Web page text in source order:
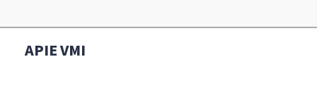
APIE VMI